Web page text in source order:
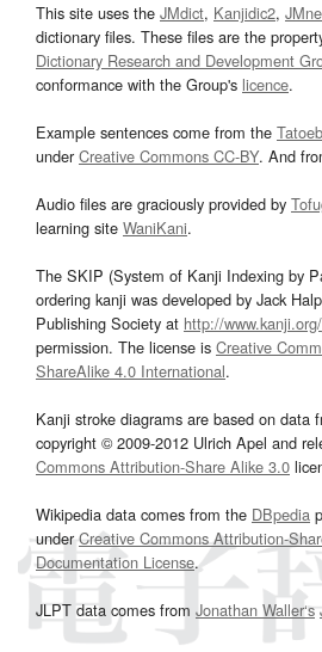
This site uses the JMdict, Kanjidic2,
dictionary files. These files are the
Dictionary Research and Development
conformance with the Group's licence.
Example sentences come from the
underCreative Commons CC-BY. And
Audio files are graciously provided by
learning site WaniKani.
The SKIP (System of Kanji Indexing by
ordering kanji was developed by Jack
Publishing Society at http://www.kanji.org/
permission. The license is Creative
ShareAlike 4.0 International.
Kanji stroke diagrams are based on data
copyright © 2009-2012 Ulrich Apel and
Commons Attribution-Share Alike 3.0
Wikipedia data comes from the DBpedia
underCreative Commons Attribution-
Documentation License.
JLPT data comes from Jonathan Waller‘s